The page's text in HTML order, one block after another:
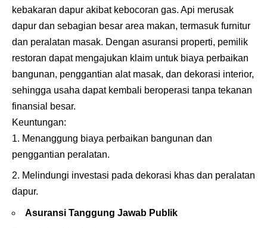
kebakaran dapur akibat kebocoran gas. Api merusak
dapur dan sebagian besar area makan, termasuk furnitur
dan peralatan masak. Dengan asuransi properti, pemilik
restoran dapat mengajukan klaim untuk biaya perbaikan
bangunan, penggantian alat masak, dan dekorasi interior,
sehingga usaha dapat kembali beroperasi tanpa tekanan
finansial besar.
Keuntungan:
Menanggung biaya perbaikan bangunan dan
penggantian peralatan.
Melindungi investasi pada dekorasi khas dan peralatan
dapur.
Asuransi Tanggung Jawab Publik